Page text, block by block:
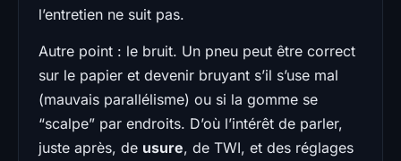
l’entretien ne suit pas.
Autre point : le bruit. Un pneu peut être correct
sur le papier et devenir bruyant s’il s’use mal
(mauvais parallélisme) ou si la gomme se
“scalpe” par endroits. D’où l’intérêt de parler,
juste après, de usure, de TWI, et des réglages